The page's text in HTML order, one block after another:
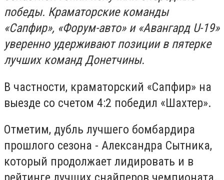
победы. Краматорские команды
«Сапфир», «Форум-авто» и «Авангард U-19»
уверенно удерживают позиции в пятерке
лучших команд Донетчины.
В частности, краматорский «Сапфир» на
выезде со счетом 4:2 победил «Шахтер».
Отметим, дубль лучшего бомбардира
прошлого сезона - Александра Сытника,
который продолжает лидировать и в